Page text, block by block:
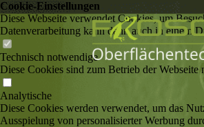
Cookie-Einstellungen
Diese Webseite verwendet Cookies, um
Datenverarbeitung kann dann auch in einem
Technisch notwendige
Diese Cookies sind zum Betrieb der
Analytische
Diese Cookies werden verwendet, um das
Ausspielung von personalisierter Werbung